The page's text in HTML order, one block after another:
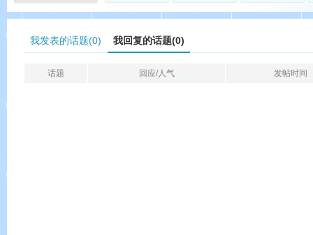
我发表的话题(0) 我回复的话题(0)
话题 回应/人气 发帖时间